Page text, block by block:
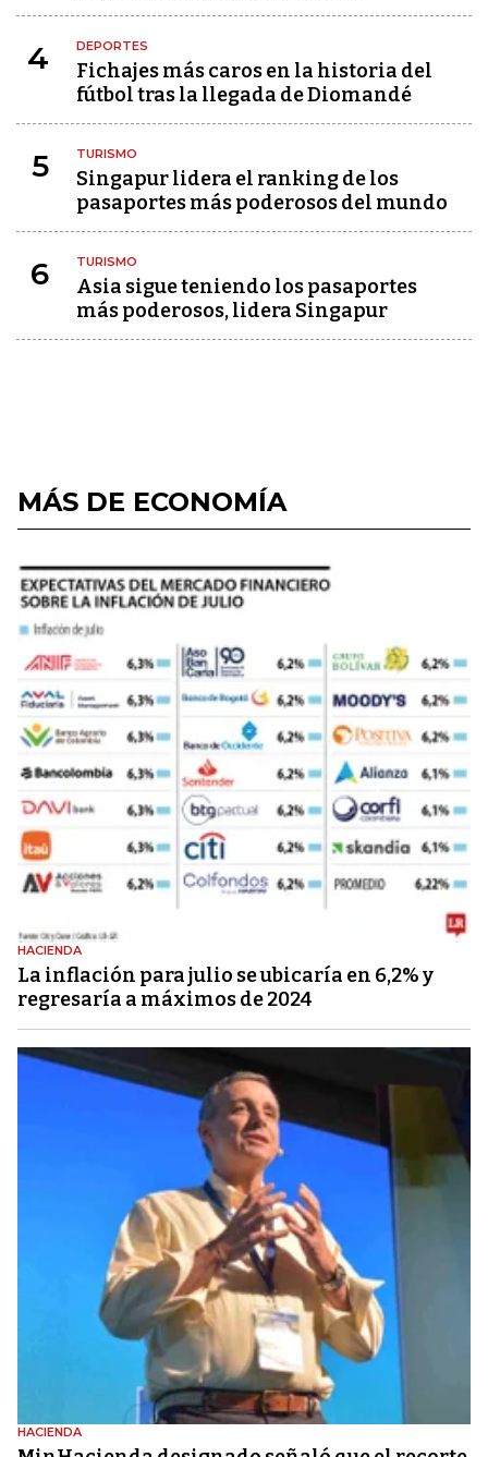
4 DEPORTES
Fichajes más caros en la historia del
fútbol tras la llegada de Diomandé
5 TURISMO
Singapur lidera el ranking de los
pasaportes más poderosos del mundo
6 TURISMO
Asia sigue teniendo los pasaportes
más poderosos, lidera Singapur
MÁS DE ECONOMÍA
HACIENDA
La inflación para julio se ubicaría en 6,2% y
regresaría a máximos de 2024
HACIENDA